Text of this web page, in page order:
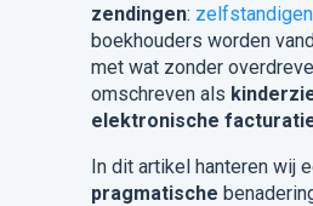
zendingen: zelfstandigen
boekhouders worden
met wat zonder
omschreven als
elektronische
In dit artikel hanteren wij
pragmatische